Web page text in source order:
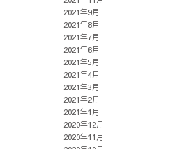
2021年9月
2021年8月
2021年7月
2021年6月
2021年5月
2021年4月
2021年3月
2021年2月
2021年1月
2020年12月
2020年11月